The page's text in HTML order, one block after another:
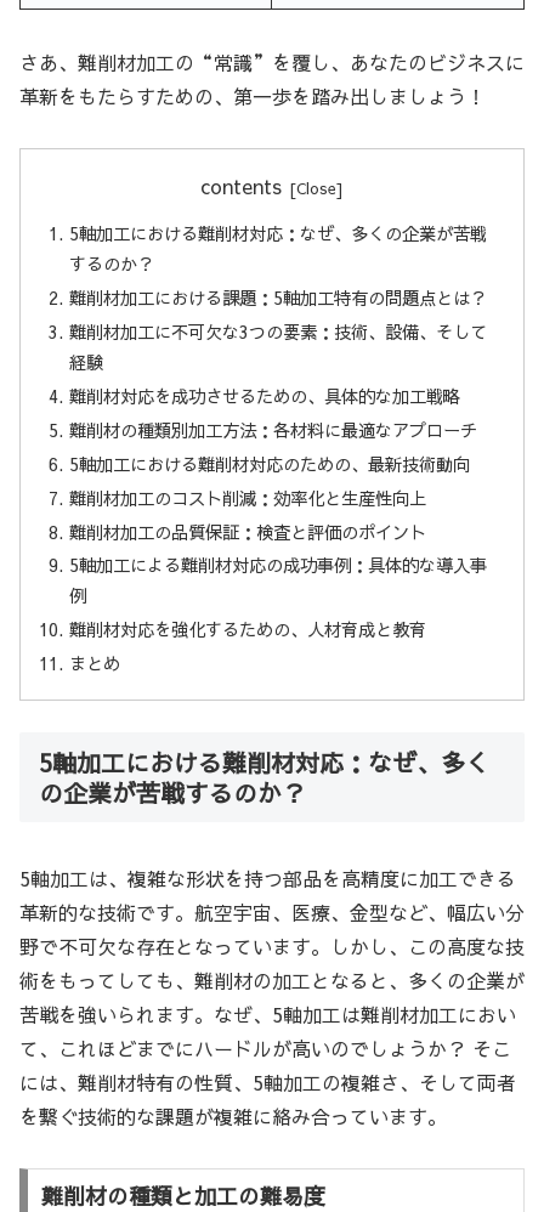
さあ、難削材加工の“常識”を覆し、あなたのビジネスに
革新をもたらすための、第一歩を踏み出しましょう！
contents
5軸加工における難削材対応：なぜ、多くの企業が苦戦
するのか？
難削材加工における課題：5軸加工特有の問題点とは？
難削材加工に不可欠な3つの要素：技術、設備、そして
経験
難削材対応を成功させるための、具体的な加工戦略
難削材の種類別加工方法：各材料に最適なアプローチ
5軸加工における難削材対応のための、最新技術動向
難削材加工のコスト削減：効率化と生産性向上
難削材加工の品質保証：検査と評価のポイント
5軸加工による難削材対応の成功事例：具体的な導入事
例
難削材対応を強化するための、人材育成と教育
まとめ
5軸加工における難削材対応：なぜ、多く
の企業が苦戦するのか？
5軸加工は、複雑な形状を持つ部品を高精度に加工できる
革新的な技術です。航空宇宙、医療、金型など、幅広い分
野で不可欠な存在となっています。しかし、この高度な技
術をもってしても、難削材の加工となると、多くの企業が
苦戦を強いられます。なぜ、5軸加工は難削材加工におい
て、これほどまでにハードルが高いのでしょうか？ そこ
には、難削材特有の性質、5軸加工の複雑さ、そして両者
を繋ぐ技術的な課題が複雑に絡み合っています。
難削材の種類と加工の難易度